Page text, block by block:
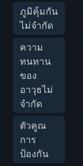
ภูมิคุ้มกัน
ไม่จำกัด
ความ
ทนทาน
ของ
อาวุธไม่
จำกัด
ตัวคูณ
การ
ป้องกัน